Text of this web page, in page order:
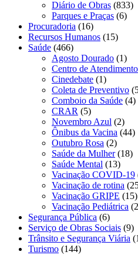
Diário de Obras (833)
Parques e Praças (6)
Procuradoria (16)
Recursos Humanos (15)
Saúde (466)
Agosto Dourado (1)
Centro de
Cinedebate (1)
Coleta de Preventivo
Comboio da Saúde (4)
CRAR (5)
Novembro Azul (2)
Ônibus da Vacina (44)
Outubro Rosa (2)
Saúde da Mulher(18)
Saúde Mental (13)
Vacinação COVID-19
Vacinação de rotina
Vacinação GRIPE (15)
Vacinação Pediátrica
Segurança Pública (6)
Serviço de Obras Sociais (9)
Trânsito e Segurança Viária
Turismo (144)